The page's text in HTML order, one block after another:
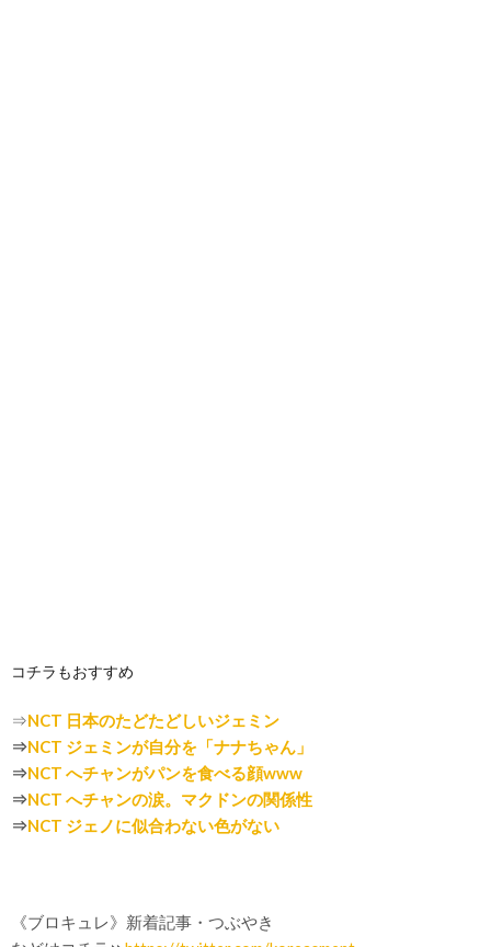
コチラもおすすめ
⇒NCT 日本のたどたどしいジェミン
⇒NCT ジェミンが自分を「ナナちゃん」
⇒NCT へチャンがパンを食べる顔www
⇒NCT へチャンの涙。マクドンの関係性
⇒NCT ジェノに似合わない色がない
《ブロキュレ》新着記事・つぶやき